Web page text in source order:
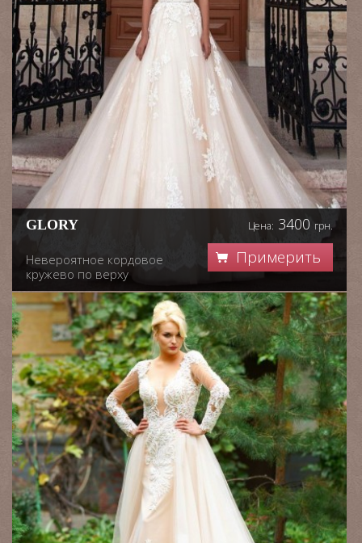
GLORY
Невероятное кордовое
кружево по верху
корсете, нежная оттелка
юбки кружевом
шантильи
Цена: 3400 грн.
Примерить